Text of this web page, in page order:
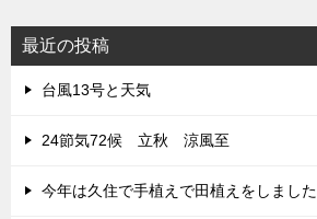
最近の投稿
台風13号と天気
24節気72候 立秋 涼風至
今年は久住で手植えで田植えをしました